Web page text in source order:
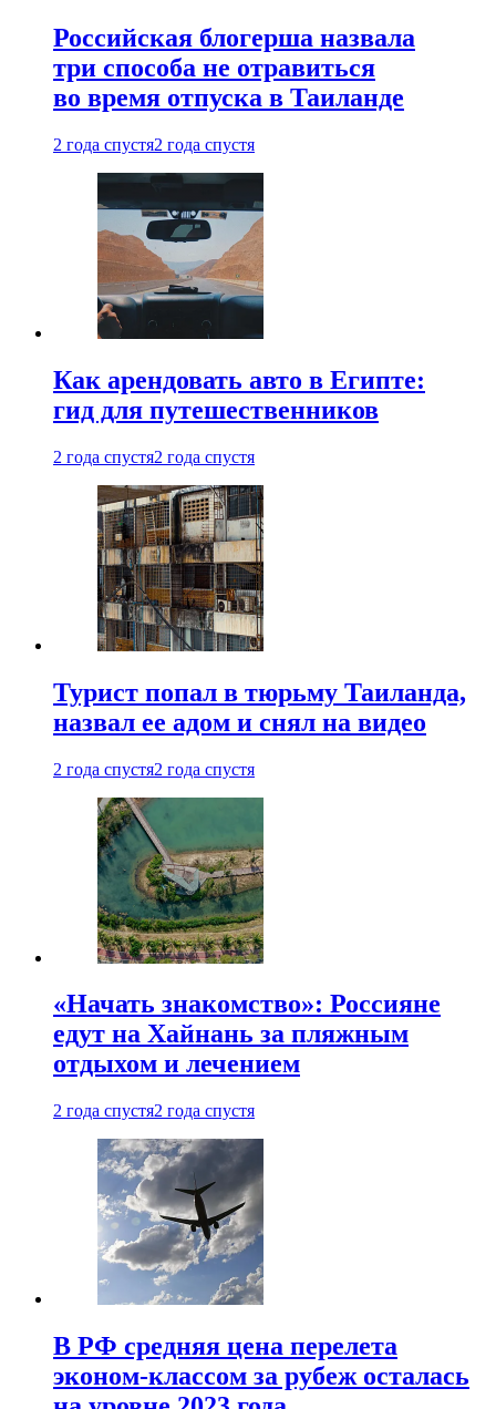
Российская блогерша назвала
три способа не отравиться
во время отпуска в Таиланде
2 года спустя2 года спустя
Как арендовать авто в Египте:
гид для путешественников
2 года спустя2 года спустя
Турист попал в тюрьму Таиланда,
назвал ее адом и снял на видео
2 года спустя2 года спустя
«Начать знакомство»: Россияне
едут на Хайнань за пляжным
отдыхом и лечением
2 года спустя2 года спустя
В РФ средняя цена перелета
эконом-классом за рубеж осталась